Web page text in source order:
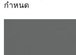
กำหนด